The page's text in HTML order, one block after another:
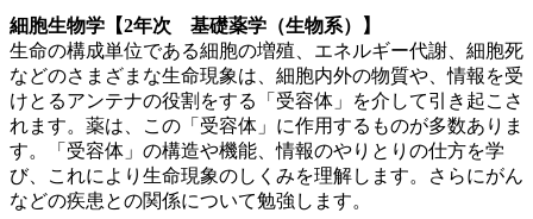
細胞生物学【2年次 基礎薬学（生物系）】
生命の構成単位である細胞の増殖、エネルギー代謝、細胞死
などのさまざまな生命現象は、細胞内外の物質や、情報を受
けとるアンテナの役割をする「受容体」を介して引き起こさ
れます。薬は、この「受容体」に作用するものが多数ありま
す。「受容体」の構造や機能、情報のやりとりの仕方を学
び、これにより生命現象のしくみを理解します。さらにがん
などの疾患との関係について勉強します。